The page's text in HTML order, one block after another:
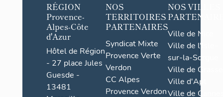
RÉGION
Provence-
Alpes-Côte
d'Azur
Hôtel de Région
- 27 place Jules
Guesde -
13481
NOS
TERRITOIRES
PARTENAIRES
Syndicat Mixte
Provence Verte
Verdon
CC Alpes
Provence Verdon
NOS VILLES
Ville de Nice
Ville de l'Isle-
sur-la-Sorgue
Ville de Grasse
Ville d'Apt
Ville de